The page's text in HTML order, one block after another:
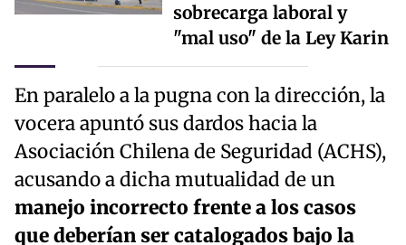
sobrecarga laboral y
"mal uso" de la Ley Karin
En paralelo a la pugna con la dirección, la
vocera apuntó sus dardos hacia la
Asociación Chilena de Seguridad (ACHS),
acusando a dicha mutualidad de un
manejo incorrecto frente a los casos
que deberían ser catalogados bajo la